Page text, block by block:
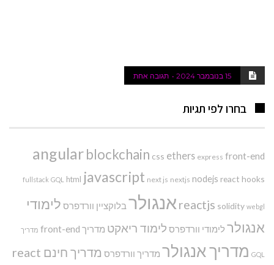
15 בנובמבר 2024 תגובה אחת
בחרו לפי תגיות
angularblockchain css ethers express front-end
fullstack GQL html javascript next js nextjs nodejs react hooks
reactjs solidity webgl אנגולר בלוקציין וורדפרס לימודי
אנגולר לימודי וורדפרס לימוד ריאקט מדריך front-end מדריך
GQL מדריך אנגולר מדריך וורדפרס מדריך חינם react